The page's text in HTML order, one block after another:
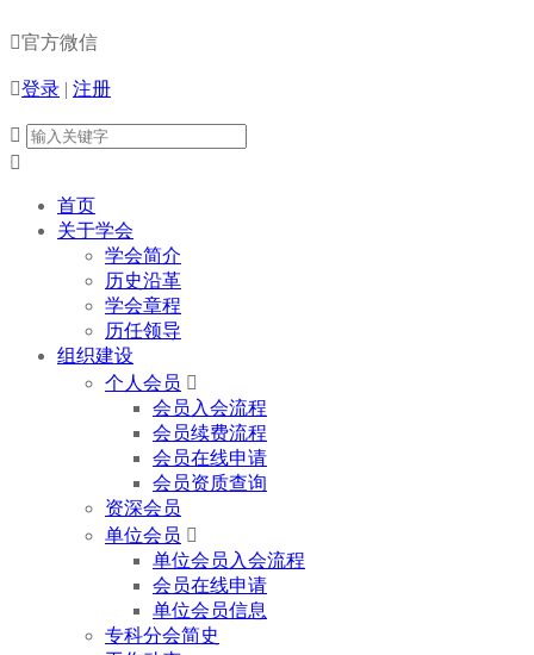
官方微信
登录 | 注册


首页
关于学会
学会简介
历史沿革
学会章程
历任领导
组织建设
个人会员 
会员入会流程
会员续费流程
会员在线申请
会员资质查询
资深会员
单位会员 
单位会员入会流程
会员在线申请
单位会员信息
专科分会简史